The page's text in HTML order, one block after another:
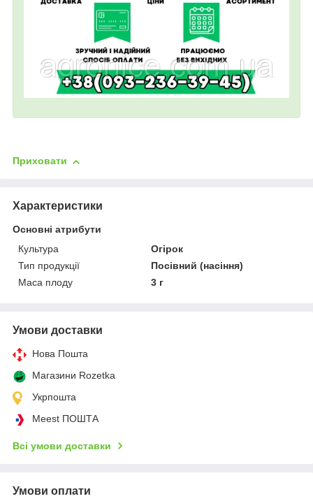
Приховати
Характеристики
Основні атрибути
Культура
Огірок
Тип продукції
Посівний (насіння)
Маса плоду
3 г
Умови доставки
Нова Пошта
Магазини Rozetka
Укрпошта
Meest ПОШТА
Всі умови доставки
Умови оплати